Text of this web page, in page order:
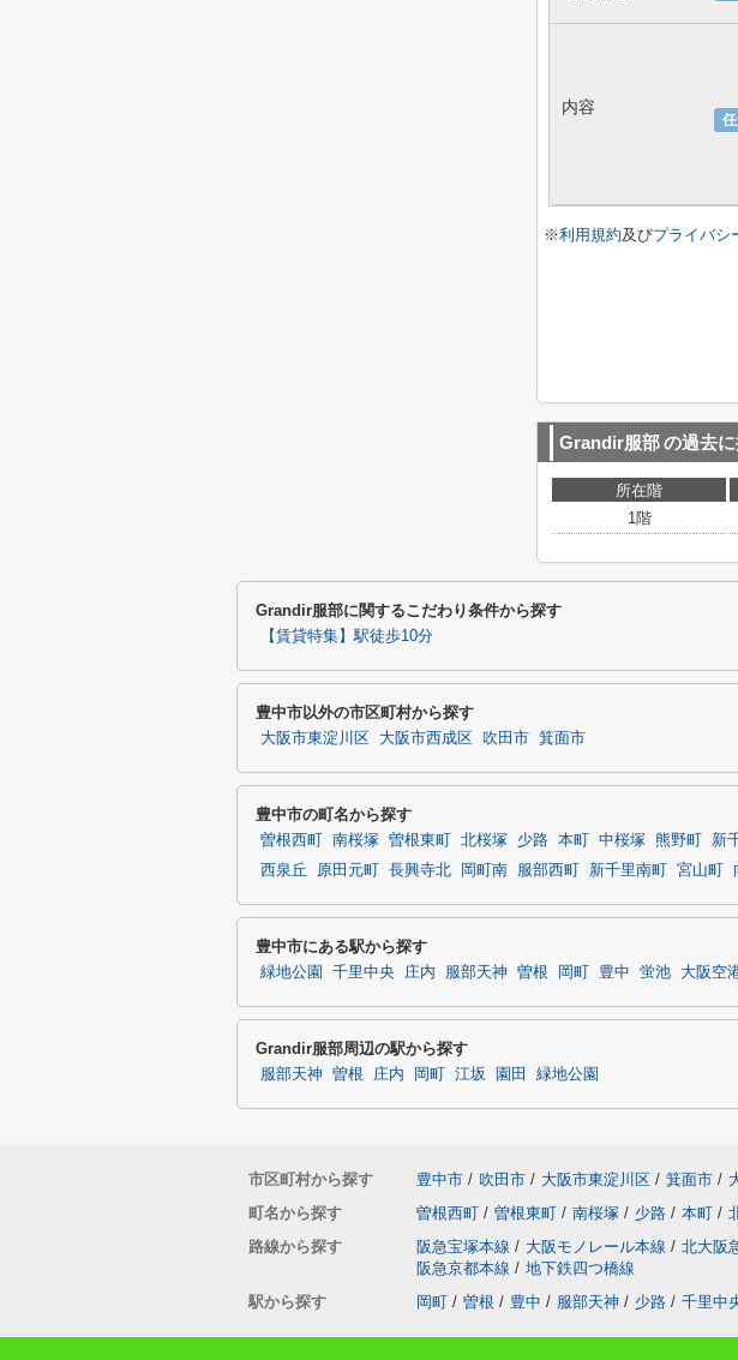
内容
※利用規約及びプライバシ
Grandir服部の過去
所在階
1階
Grandir服部に関するこだわり条件から探す
【賃貸特集】駅徒歩10分
豊中市以外の市区町村から探す
大阪市東淀川区 大阪市西成区 吹田市 箕面市
豊中市の町名から探す
曽根西町 南桜塚 曽根東町 北桜塚 少路 本町 中桜塚 熊野町 新
西泉丘
原田元町 長興寺北 岡町南 服部西町 新千里南町 宮山町
豊中市にある駅から探す
緑地公園 千里中央 庄内 服部天神 曽根 岡町 豊中 蛍池 大阪空
Grandir服部周辺の駅から探す
服部天神 曽根 庄内 岡町 江坂 園田 緑地公園
市区町村から探す 豊中市 / 吹田市 / 大阪市東淀川区 / 箕面市 /
町名から探す
曽根西町 / 曽根東町 / 南桜塚 / 少路 / 本町 /
路線から探す
阪急宝塚本線 / 大阪モノレール本線 / 北大阪
阪急京都本線 / 地下鉄四つ橋線
駅から探す
岡町 / 曽根 / 豊中 / 服部天神 / 少路 / 千里中